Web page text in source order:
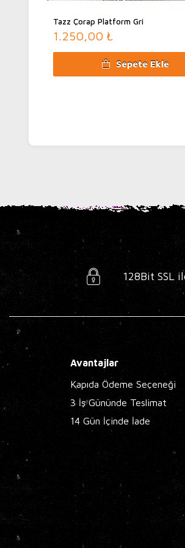
Tazz Çorap Platform Gri
1.250,00 ₺
Sepete Ekle
128Bit SSL
Avantajlar
Kapıda Ödeme Seçeneği
3 İş Gününde Teslimat
14 Gün İçinde İade